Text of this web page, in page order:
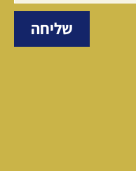
שליחה